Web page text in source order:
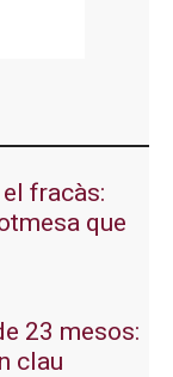
fracàs:
que
23 mesos:
clau